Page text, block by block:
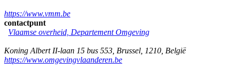
https://www.vmm.be
contactpunt
Vlaamse overheid, Departement Omgeving
Koning Albert II-laan 15 bus 553 Brussel 1210 België
https://www.omgevingvlaanderen.be